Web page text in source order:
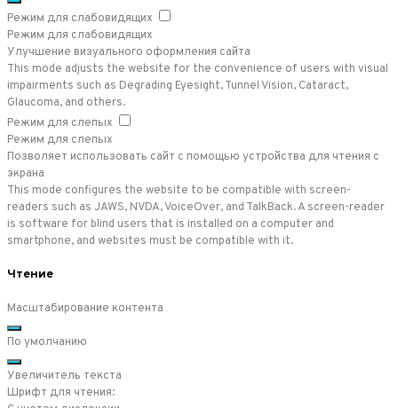
Режим для слабовидящих
Режим для слабовидящих
Улучшение визуального оформления сайта
This mode adjusts the website for the convenience of users with visual
impairments such as Degrading Eyesight, Tunnel Vision, Cataract,
Glaucoma, and others.
Режим для слепых
Режим для слепых
Позволяет использовать сайт с помощью устройства для чтения с
экрана
This mode configures the website to be compatible with screen-
readers such as JAWS, NVDA, VoiceOver, and TalkBack. A screen-reader
is software for blind users that is installed on a computer and
smartphone, and websites must be compatible with it.
Чтение
Масштабирование контента
По умолчанию
Увеличитель текста
Шрифт для чтения: